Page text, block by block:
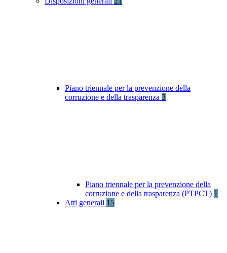
Piano triennale per la prevenzione della
corruzione e della trasparenza 3
Piano triennale per la prevenzione della
corruzione e della trasparenza (PTPCT) 1
Atti generali 15